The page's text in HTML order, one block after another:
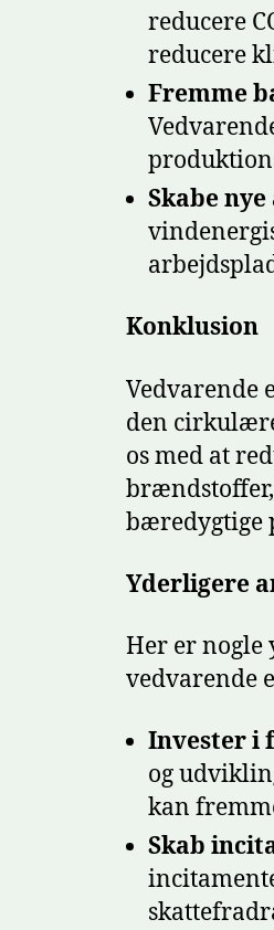
reducere
reducere
Fremme
Skabe
Konklusion
Vedvarende
den
os med at
bæredygtige
Yderligere
Her er nogle
vedvarende
Invester i
og
kan
Skab